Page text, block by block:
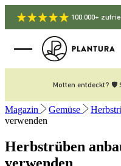
100.000+
Motten entdeckt?
Magazin Gemüse
verwenden
Herbstrüben